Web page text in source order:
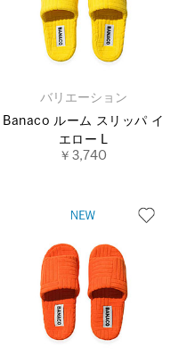
バリエーション
Banaco ルーム スリッパ イ
エロー L
￥3,740